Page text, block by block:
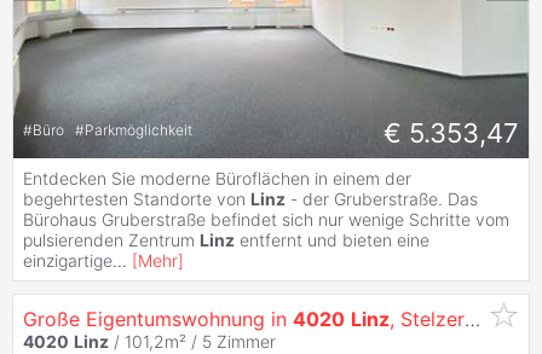
#Büro #Parkmöglichkeit € 5.353,47
Entdecken Sie moderne Büroflächen in einem der
begehrtesten Standorte von Linz - der Gruberstraße. Das
Bürohaus Gruberstraße befindet sich nur wenige Schritte vom
pulsierenden Zentrum Linz entfernt und bieten eine
einzigartige... [Mehr]
Große Eigentumswohnung in 4020 Linz, Stelzerstraße 43 Top 4
4020 Linz / 101,2m² / 5 Zimmer